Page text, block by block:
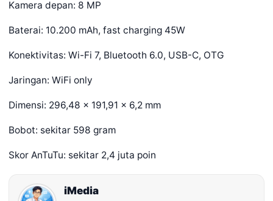
Kamera depan: 8 MP
Baterai: 10.200 mAh, fast charging 45W
Konektivitas: Wi-Fi 7, Bluetooth 6.0, USB-C, OTG
Jaringan: WiFi only
Dimensi: 296,48 x 191,91 x 6,2 mm
Bobot: sekitar 598 gram
Skor AnTuTu: sekitar 2,4 juta poin
iMedia